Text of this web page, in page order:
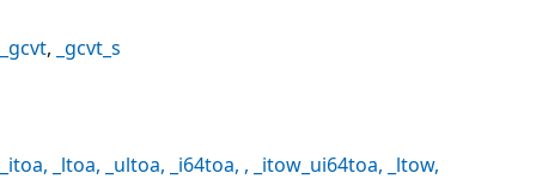
_gcvt, _gcvt_s
_itoa, _ltoa, _ultoa, _i64toa, , _itow _ui64toa, _ltow,